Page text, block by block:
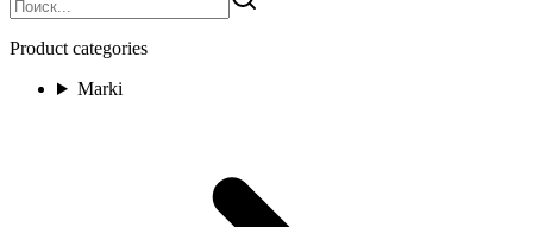
Product categories
Marki